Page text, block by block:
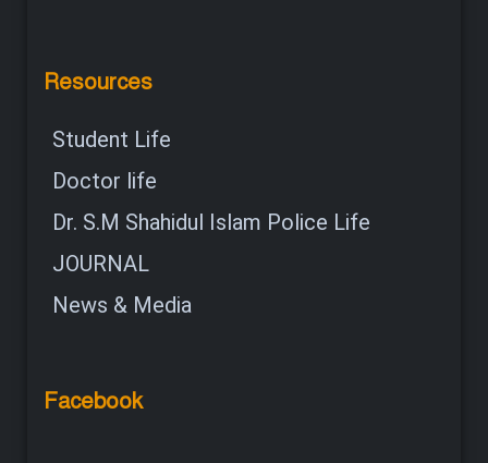
Resources
Student Life
Doctor life
Dr. S.M Shahidul Islam Police Life
JOURNAL
News & Media
Facebook